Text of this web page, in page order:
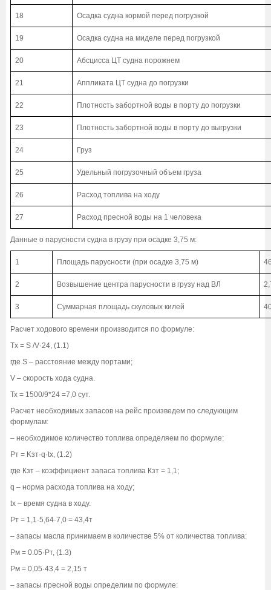
18 Осадка судна кормой перед погрузкой
19 Осадка судна на миделе перед погрузкой
20 Абсцисса ЦТ судна порожнем
21 Аппликата ЦТ судна до погрузки
22 Плотность забортной воды в порту до погрузки
23 Плотность забортной воды в порту до выгрузки
24 Груз
25 Удельный погрузочный объем груза
26 Расход топлива на ходу
27 Расход пресной воды на 1 человека
Данные о парусности судна в грузу при осадке 3,75 м:
1 Площадь парусности (при осадке 3,75 м)
2 Возвышение центра парусности в грузу над ВЛ
3 Суммарная площадь скуловых килей
Расчет ходового времени производится по формуле:
Tx = S /V·24, (1.1)
где S – расстояние между портами;
V – скорость хода судна.
Тх = 1500/9*24 =7,0 сут.
Расчет необходимых запасов на рейс произведем по следующим
формулам:
– необходимое количество топлива определяем по формуле:
Pт = Kзт·q·tx, (1.2)
где Кзт – коэффициент запаса топлива Кзт = 1,1;
q – норма расхода топлива на ходу;
tx – время судна в ходу.
Рт = 1,1·5,64·7,0 = 43,4т
– запасы масла принимаем в количестве 5% от количества топлива:
Рм = 0.05·Рт, (1.3)
Рм = 0,05·43,4 = 2,15 т
– запасы пресной воды определим по формуле: